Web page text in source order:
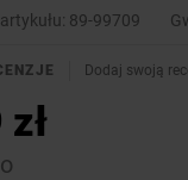
89-99709
Dodaj swoją